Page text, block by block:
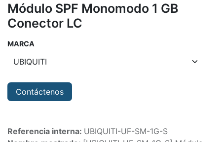
Módulo SPF Monomodo 1 GB
Conector LC
MARCA
Contáctenos
Referencia interna: UBIQUITI-UF-SM-1G-S